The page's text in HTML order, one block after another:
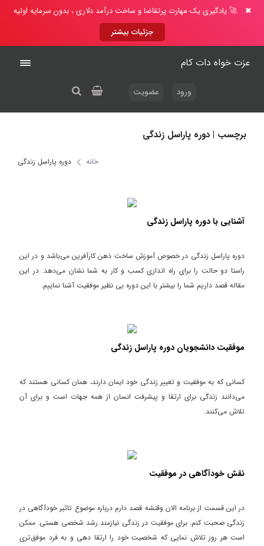
🚀 یادگیری یک مهارت پرتقاضا و ساخت درآمد دلاری ، بدون سرمایه اولیه
جزئیات بیشتر
عزت خواه دات کام
ورود عضویت
برچسب | دوره پاراسل زندگی
خانه دوره پاراسل زندگی
آشنایی با دوره پاراسل زندگی
دوره پاراسل زندگی در خصوص آموزش ساخت ذهن کارآفرین می‌باشد و در این
راستا دو حالت را برای راه اندازی کسب و کار به شما نشان می‌دهد. در این
مقاله قصد داریم شما را بیشتر با این دوره بی نظیر موفقیت آشنا نماییم.
موفقیت دانشجویان دوره پاراسل زندگی
کسانی که به موفقیت و تغییر زندگی خود ایمان دارند، همان کسانی هستند که
می‌دانند زندگی برای ارتقا و پیشرفت انسان از همه جهات است و برای آن
تلاش می‌کنند.
نقش خودآگاهی در موفقیت
در این قسمت از برنامه الان وقتشه قصد دارم درباره موضوع تاثیر خودآگاهی در
زندگی صحبت کنم. برای موفقیت در زندگی نیازمند رشد شخصی هستی. ممکن
است هر روز تلاش نمایی که شخصیت خود را ارتقا دهی و به فرد موفق‌تری